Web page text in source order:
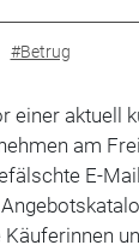
#Betrug
einer aktuell
am
E-